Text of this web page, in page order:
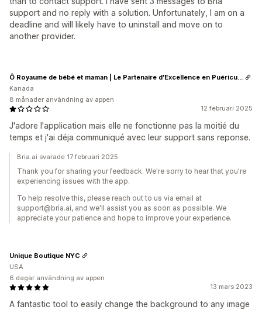
support and no reply with a solution. Unfortunately, I am on a
deadline and will likely have to uninstall and move on to
another provider.
12 februari 2025
J'adore l'application mais elle ne fonctionne pas la moitié du
temps et j'ai déja communiqué avec leur support sans reponse.
Ô Royaume de bébé et maman | Le Partenaire d'Excellence en Puériculture pour la famille.
Kanada
8 månader användning av appen
Bria.ai svarade 17 februari 2025
Thank you for sharing your feedback. We're sorry to hear that you're
experiencing issues with the app.
To help resolve this, please reach out to us via email at
support@bria.ai, and we'll assist you as soon as possible. We
appreciate your patience and hope to improve your experience.
13 mars 2023
A fantastic tool to easily change the background to any image
Unique Boutique NYC
USA
6 dagar användning av appen